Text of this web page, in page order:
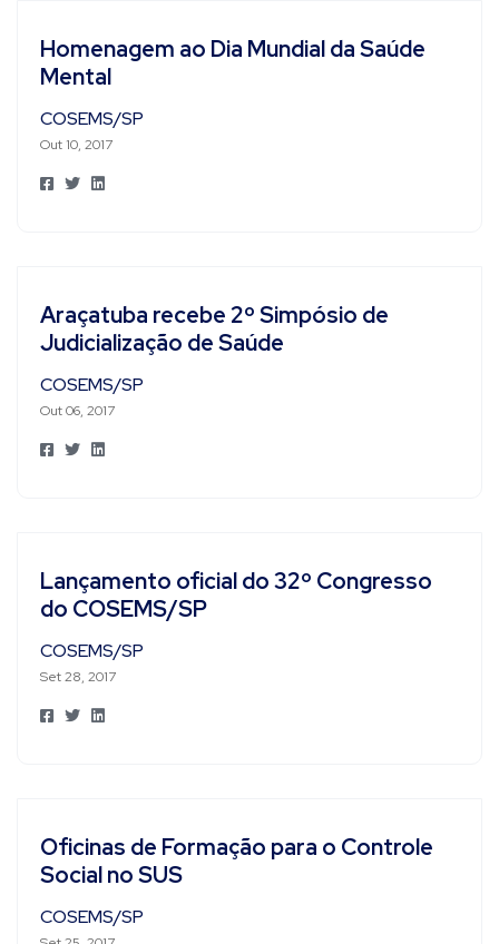
Homenagem ao Dia Mundial da Saúde
Mental
COSEMS/SP
Out 10, 2017
Araçatuba recebe 2º Simpósio de
Judicialização de Saúde
COSEMS/SP
Out 06, 2017
Lançamento oficial do 32º Congresso
do COSEMS/SP
COSEMS/SP
Set 28, 2017
Oficinas de Formação para o Controle
Social no SUS
COSEMS/SP